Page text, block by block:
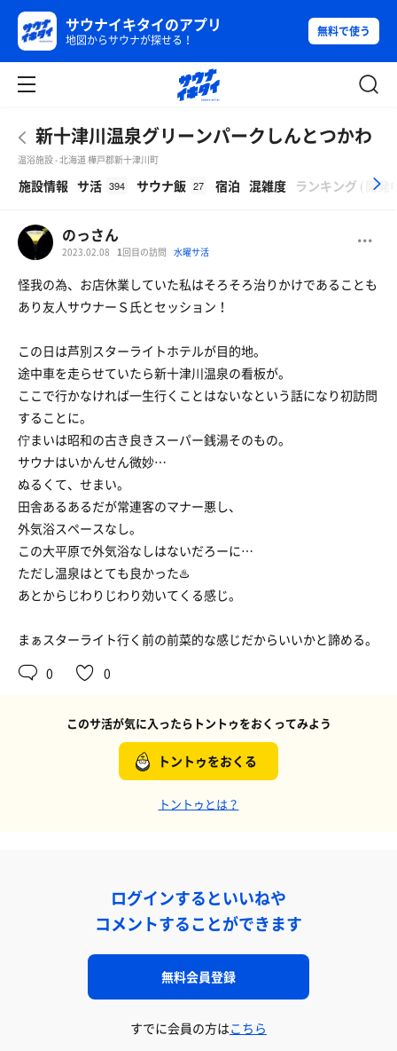
サウナイキタイのアプリ
地図からサウナが探せる！
無料で使う
新十津川温泉グリーンパークしんとつかわ
温浴施設 - 北海道 樺戸郡新十津川町
施設情報 サ活 394 サウナ飯 27 宿泊 混雑度 ランキング ( 開発
のっさん
2023.02.08 1回目の訪問 水曜サ活
怪我の為、お店休業していた私はそろそろ治りかけであることも
あり友人サウナーＳ氏とセッション！
この日は芦別スターライトホテルが目的地。
途中車を走らせていたら新十津川温泉の看板が。
ここで行かなければ一生行くことはないなという話になり初訪問
することに。
佇まいは昭和の古き良きスーパー銭湯そのもの。
サウナはいかんせん微妙…
ぬるくて、せまい。
田舎あるあるだが常連客のマナー悪し、
外気浴スペースなし。
この大平原で外気浴なしはないだろーに…
ただし温泉はとても良かった♨️
あとからじわりじわり効いてくる感じ。
まぁスターライト行く前の前菜的な感じだからいいかと諦める。
0
0
このサ活が気に入ったらトントゥをおくってみよう
トントゥをおくる
トントゥとは？
ログインするといいねや
コメントすることができます
無料会員登録
すでに会員の方はこちら